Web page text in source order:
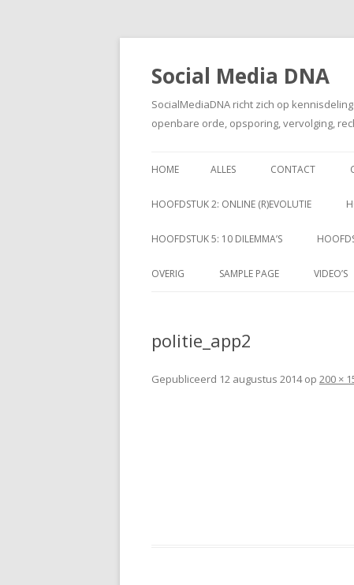
Social Media DNA
SocialMediaDNA richt zich op
openbare orde, opsporing, vervolging,
HOME ALLES CONTACT
HOOFDSTUK 2: ONLINE (R)EVOLUTIE
HOOFDSTUK 5: 10 DILEMMA’S
OVERIG SAMPLE PAGE VIDEO’S
politie_app2
Gepubliceerd 12 augustus 2014op 200 ×